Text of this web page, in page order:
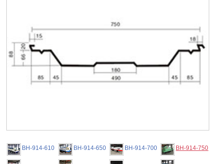
BH-914-610 BH-914-650 BH-914-700 BH-914-750